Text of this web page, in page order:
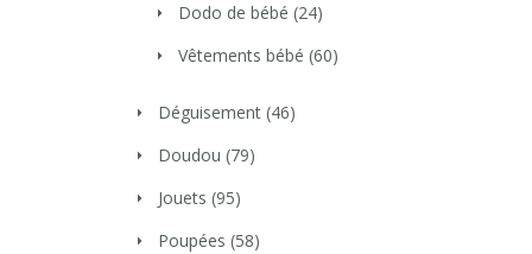
Dodo de bébé (24)
Vêtements bébé (60)
Déguisement (46)
Doudou (79)
Jouets (95)
Poupées (58)